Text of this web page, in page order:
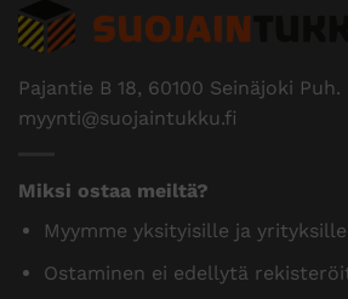
Pajantie B 18, 60100 Seinäjoki Puh.
myynti@suojaintukku.fi
Miksi ostaa meiltä?
Myymme yksityisille ja yrityksille
Ostaminen ei edellytä